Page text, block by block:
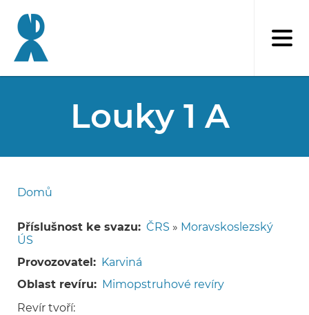
hlavnímu
obsahu
Louky 1 A
navigace
Domů
Příslušnost ke svazu ČRS » Moravskoslezský
ÚS
Provozovatel
Karviná
Oblast revíru
Mimopstruhové revíry
Revír tvoří: